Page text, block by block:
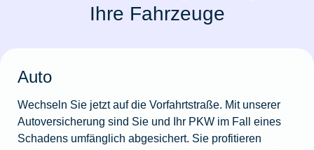
Ihre Fahrzeuge
Auto
Wechseln Sie jetzt auf die Vorfahrtstraße. Mit unserer
Autoversicherung sind Sie und Ihr PKW im Fall eines
Schadens umfänglich abgesichert. Sie profitieren